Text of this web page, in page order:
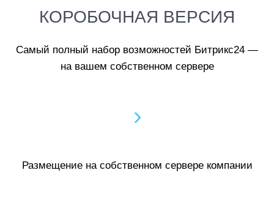
КОРОБОЧНАЯ ВЕРСИЯ
Самый полный набор возможностей Битрикс24 —
на вашем собственном сервере
Размещение на собственном сервере компании